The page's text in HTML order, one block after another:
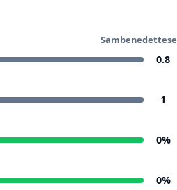
Sambenedettese
0.8
1
0%
0%